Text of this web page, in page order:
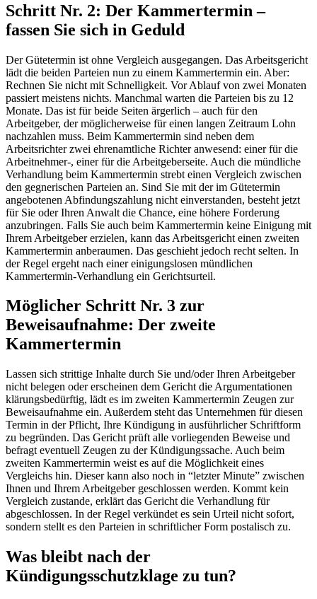
Schritt Nr. 2: Der Kammertermin –
fassen Sie sich in Geduld
Der Gütetermin ist ohne Vergleich ausgegangen. Das Arbeitsgericht
lädt die beiden Parteien nun zu einem Kammertermin ein. Aber:
Rechnen Sie nicht mit Schnelligkeit. Vor Ablauf von zwei Monaten
passiert meistens nichts. Manchmal warten die Parteien bis zu 12
Monate. Das ist für beide Seiten ärgerlich – auch für den
Arbeitgeber, der möglicherweise für einen langen Zeitraum Lohn
nachzahlen muss. Beim Kammertermin sind neben dem
Arbeitsrichter zwei ehrenamtliche Richter anwesend: einer für die
Arbeitnehmer-, einer für die Arbeitgeberseite. Auch die mündliche
Verhandlung beim Kammertermin strebt einen Vergleich zwischen
den gegnerischen Parteien an. Sind Sie mit der im Gütetermin
angebotenen Abfindungszahlung nicht einverstanden, besteht jetzt
für Sie oder Ihren Anwalt die Chance, eine höhere Forderung
anzubringen. Falls Sie auch beim Kammertermin keine Einigung mit
Ihrem Arbeitgeber erzielen, kann das Arbeitsgericht einen zweiten
Kammertermin anberaumen. Das geschieht jedoch recht selten. In
der Regel ergeht nach einer einigungslosen mündlichen
Kammertermin-Verhandlung ein Gerichtsurteil.
Möglicher Schritt Nr. 3 zur
Beweisaufnahme: Der zweite
Kammertermin
Lassen sich strittige Inhalte durch Sie und/oder Ihren Arbeitgeber
nicht belegen oder erscheinen dem Gericht die Argumentationen
klärungsbedürftig, lädt es im zweiten Kammertermin Zeugen zur
Beweisaufnahme ein. Außerdem steht das Unternehmen für diesen
Termin in der Pflicht, Ihre Kündigung in ausführlicher Schriftform
zu begründen. Das Gericht prüft alle vorliegenden Beweise und
befragt eventuell Zeugen zu der Kündigungssache. Auch beim
zweiten Kammertermin weist es auf die Möglichkeit eines
Vergleichs hin. Dieser kann also noch in “letzter Minute” zwischen
Ihnen und Ihrem Arbeitgeber geschlossen werden. Kommt kein
Vergleich zustande, erklärt das Gericht die Verhandlung für
abgeschlossen. In der Regel verkündet es sein Urteil nicht sofort,
sondern stellt es den Parteien in schriftlicher Form postalisch zu.
Was bleibt nach der
Kündigungsschutzklage zu tun?